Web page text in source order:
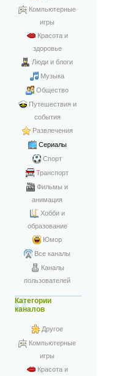
Компьютерные
игры
Красота и
здоровье
Люди и блоги
Музыка
Общество
Путешествия и
события
Развлечения
Сериалы
Спорт
Транспорт
Фильмы и
анимация
Хобби и
образование
Юмор
Все каналы
Каналы
пользователей
Категории
каналов
Другое
Компьютерные
игры
Красота и